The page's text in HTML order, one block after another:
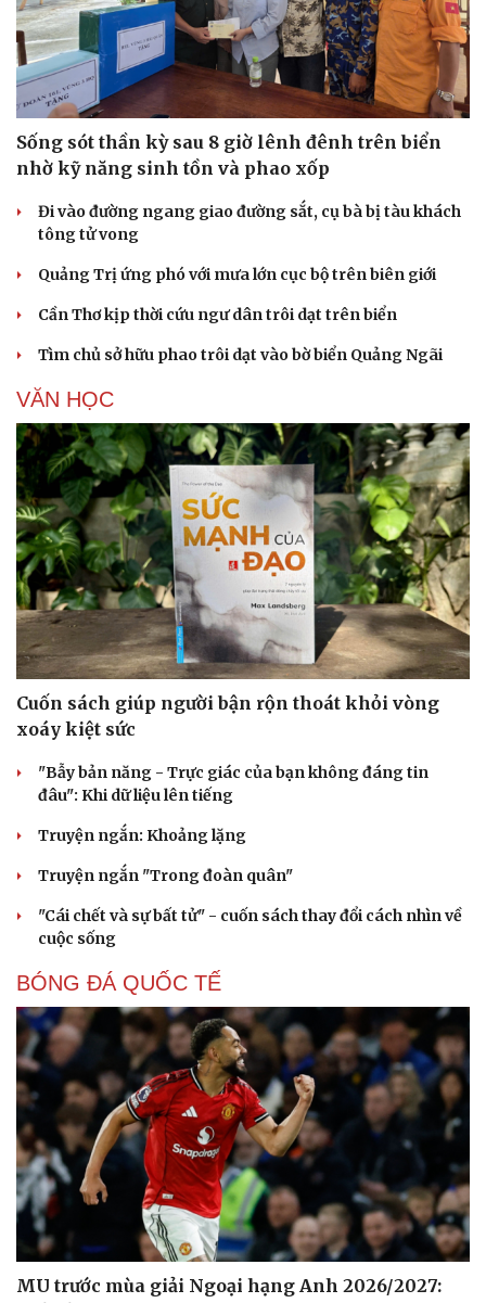
Ăn sạch sống khỏe
Văn hóa
Sân khấu - Điện ảnh
Văn học
Âm nhạc
Di sản
Giải trí
Nghệ sĩ
Thời trang
Sao Việt
Sống sót thần kỳ sau 8 giờ lênh đênh trên biển
nhờ kỹ năng sinh tồn và phao xốp
Đi vào đường ngang giao đường sắt, cụ bà bị tàu khách
tông tử vong
Quảng Trị ứng phó với mưa lớn cục bộ trên biên giới
Cần Thơ kịp thời cứu ngư dân trôi dạt trên biển
Tìm chủ sở hữu phao trôi dạt vào bờ biển Quảng Ngãi
VĂN HỌC
Cuốn sách giúp người bận rộn thoát khỏi vòng
xoáy kiệt sức
"Bẫy bản năng - Trực giác của bạn không đáng tin
đâu": Khi dữ liệu lên tiếng
Truyện ngắn: Khoảng lặng
Truyện ngắn "Trong đoàn quân"
"Cái chết và sự bất tử" - cuốn sách thay đổi cách nhìn về
cuộc sống
BÓNG ĐÁ QUỐC TẾ
MU trước mùa giải Ngoại hạng Anh 2026/2027: